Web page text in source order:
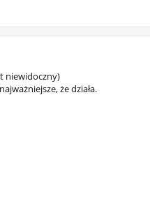
niewidoczny)
że działa.